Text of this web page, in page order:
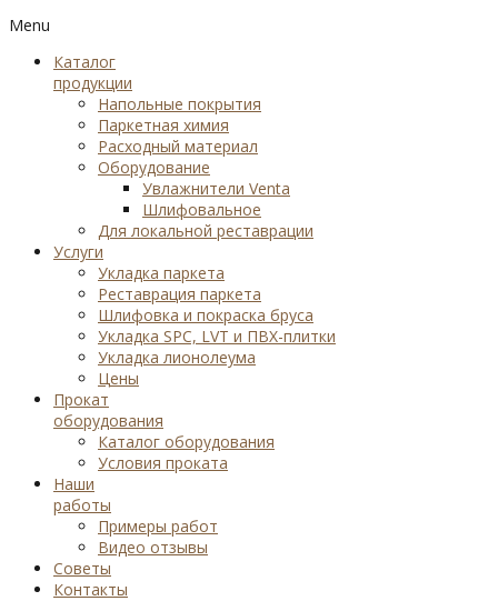
Menu
Каталог
продукции
Напольные покрытия
Паркетная химия
Расходный материал
Оборудование
Увлажнители Venta
Шлифовальное
Для локальной реставрации
Услуги
Укладка паркета
Реставрация паркета
Шлифовка и покраска бруса
Укладка SPC, LVT и ПВХ-плитки
Укладка лионолеума
Цены
Прокат
оборудования
Каталог оборудования
Условия проката
Наши
работы
Примеры работ
Видео отзывы
Советы
Контакты